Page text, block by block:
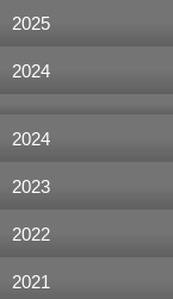
2025
2024
2024
2023
2022
2021